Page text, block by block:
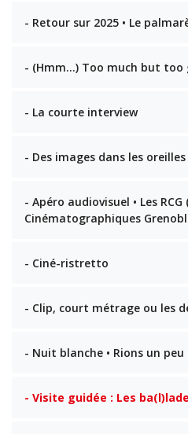
- Retour sur 2025 • Le
- (Hmm…) Too much but too
- La courte interview
- Des images dans les oreilles
- Apéro audiovisuel • Les
Cinématographiques
- Ciné-ristretto
- Clip, court métrage ou les
- Nuit blanche • Rions un
- Visite guidée : Les